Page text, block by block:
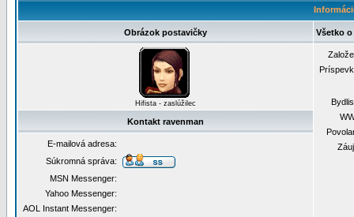
Obrázok postavičky Všetko
Hifista - zaslúžilec
Kontakt ravenman
E-mailová adresa:
Súkromná správa:
MSN Messenger:
Yahoo Messenger:
AOL Instant Messenger: